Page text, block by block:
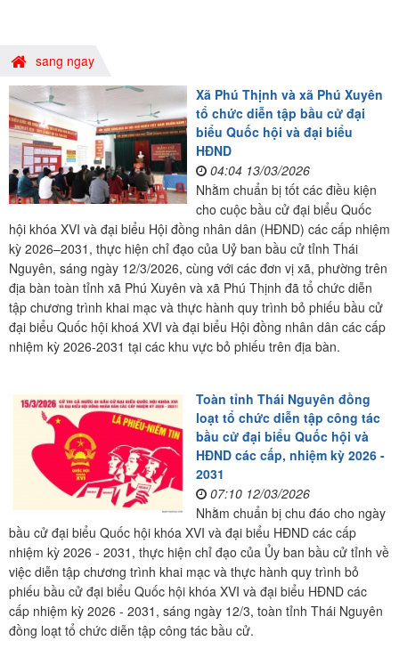
sang ngay
Xã Phú Thịnh và xã Phú Xuyên
tổ chức diễn tập bầu cử đại
biểu Quốc hội và đại biểu
HĐND
04:04 13/03/2026
Nhằm chuẩn bị tốt các điều kiện
cho cuộc bầu cử đại biểu Quốc
hội khóa XVI và đại biểu Hội đồng nhân dân (HĐND) các cấp nhiệm
kỳ 2026–2031, thực hiện chỉ đạo của Uỷ ban bầu cử tỉnh Thái
Nguyên, sáng ngày 12/3/2026, cùng với các đơn vị xã, phường trên
địa bàn toàn tỉnh xã Phú Xuyên và xã Phú Thịnh đã tổ chức diễn
tập chương trình khai mạc và thực hành quy trình bỏ phiếu bầu cử
đại biểu Quốc hội khoá XVI và đại biểu Hội đồng nhân dân các cấp
nhiệm kỳ 2026-2031 tại các khu vực bỏ phiếu trên địa bàn.
Toàn tỉnh Thái Nguyên đồng
loạt tổ chức diễn tập công tác
bầu cử đại biểu Quốc hội và
HĐND các cấp, nhiệm kỳ 2026 -
2031
07:10 12/03/2026
Nhằm chuẩn bị chu đáo cho ngày
bầu cử đại biểu Quốc hội khóa XVI và đại biểu HĐND các cấp
nhiệm kỳ 2026 - 2031, thực hiện chỉ đạo của Ủy ban bầu cử tỉnh về
việc diễn tập chương trình khai mạc và thực hành quy trình bỏ
phiếu bầu cử đại biểu Quốc hội khóa XVI và đại biểu HĐND các
cấp nhiệm kỳ 2026 - 2031, sáng ngày 12/3, toàn tỉnh Thái Nguyên
đồng loạt tổ chức diễn tập công tác bầu cử.